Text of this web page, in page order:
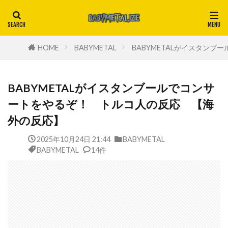
HOME BABYMETAL BABYMETALがイスタンブ
BABYMETALがイスタンブールでコンサ
ートをやるぞ！ トルコ人の反応 【海
外の反応】
2025年10月24日 21:44
BABYMETAL
BABYMETAL
14件